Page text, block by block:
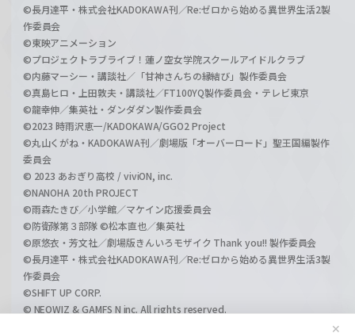
✕
©長月達平・株式会社KADOKAWA刊／Re:ゼロから始める異世界生活2製
作委員会
©東映アニメーション
©プロジェクトラブライブ！蓮ノ空女学院スクールアイドルクラブ
©内藤マーシー・講談社／「甘神さんちの縁結び」製作委員会
©真島ヒロ・上田敦夫・講談社／FT100YQ製作委員会・テレビ東京
©龍幸伸／集英社・ダンダダン製作委員会
©2023 時雨沢恵一/KADOKAWA/GGO2 Project
©丸山くがね・KADOKAWA刊／劇場版「オーバーロード」聖王国編製作
委員会
© 2023 あおぎり高校 / viviON, inc.
©NANOHA 20th PROJECT
©雨森たきび／小学館／マケイン応援委員会
©防衛隊第３部隊 ©松本直也／集英社
©原悠衣・芳文社／劇場版きんいろモザイク Thank you!! 製作委員会
©長月達平・株式会社KADOKAWA刊／Re:ゼロから始める異世界生活3製
作委員会
©SHIFT UP CORP.
© NEOWIZ & GAMFS N inc. All rights reserved.